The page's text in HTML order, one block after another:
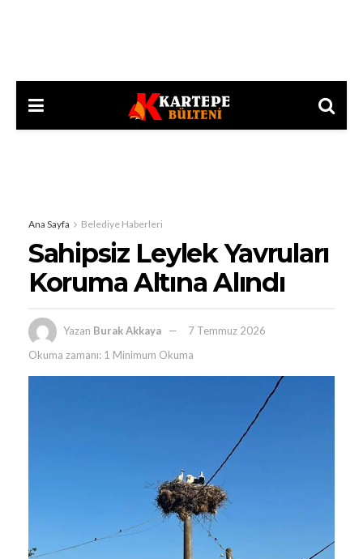
Ana Sayfa Belediye Haberleri
Sahipsiz Leylek Yavruları
Koruma Altına Alındı
Yazan Burak Akkaya
7 Temmuz 2026
Okuma zamanı: 1 Minimum Okuma